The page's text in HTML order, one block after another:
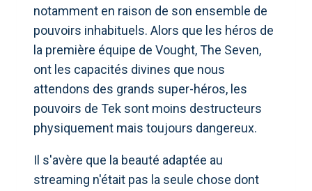
notamment en raison de son ensemble de
pouvoirs inhabituels. Alors que les héros de
la première équipe de Vought, The Seven,
ont les capacités divines que nous
attendons des grands super-héros, les
pouvoirs de Tek sont moins destructeurs
physiquement mais toujours dangereux.
Il s'avère que la beauté adaptée au
streaming n'était pas la seule chose dont